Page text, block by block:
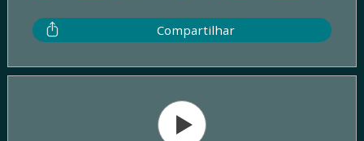
Compartilhar